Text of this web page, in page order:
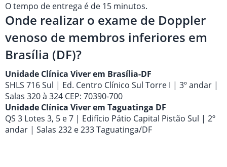
O tempo de entrega é de 15 minutos.
Onde realizar o exame de Doppler
venoso de membros inferiores em
Brasília (DF)?
Unidade Clínica Viver em Brasília-DF
SHLS 716 Sul | Ed. Centro Clínico Sul Torre I | 3º andar |
Salas 320 à 324 CEP: 70390-700
Unidade Clínica Viver em Taguatinga DF
QS 3 Lotes 3, 5 e 7 | Edifício Pátio Capital Pistão Sul | 2º
andar | Salas 232 e 233 Taguatinga/DF